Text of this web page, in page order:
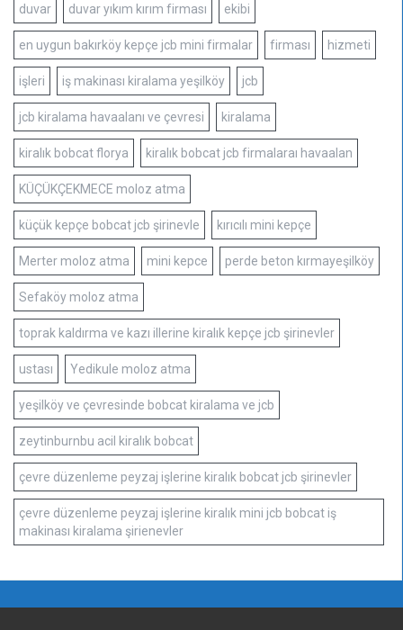
duvar duvar yıkım kırım firması ekibi
en uygun bakırköy kepçe jcb mini firmalar firması hizmeti
işleri iş makinası kiralama yeşilköy jcb
jcb kiralama havaalanı ve çevresi kiralama
kiralık bobcat florya kiralık bobcat jcb firmalaraı havaalan
KÜÇÜKÇEKMECE moloz atma
küçük kepçe bobcat jcb şirinevle kırıcılı mini kepçe
Merter moloz atma mini kepce perde beton kırmayeşilköy
Sefaköy moloz atma
toprak kaldırma ve kazı illerine kiralık kepçe jcb şirinevler
ustası Yedikule moloz atma
yeşilköy ve çevresinde bobcat kiralama ve jcb
zeytinburnbu acil kiralık bobcat
çevre düzenleme peyzaj işlerine kiralık bobcat jcb şirinevler
çevre düzenleme peyzaj işlerine kiralık mini jcb bobcat iş
makinası kiralama şirienevler